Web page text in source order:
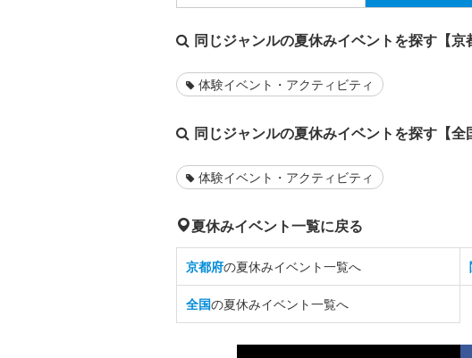
同じジャンルの夏休みイベントを探す【京
体験イベント・アクティビティ
同じジャンルの夏休みイベントを探す【全
体験イベント・アクティビティ
夏休みイベント一覧に戻る
京都府の夏休みイベント一覧へ
全国の夏休みイベント一覧へ